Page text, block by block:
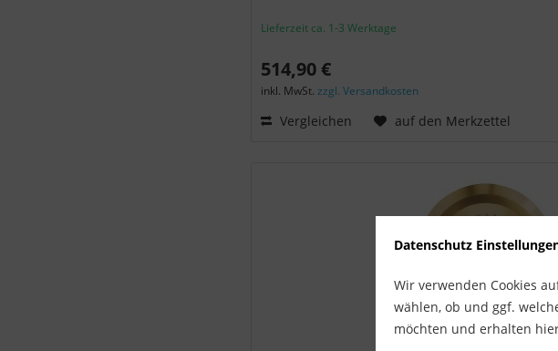
Lieferzeit ca. 1-3 Werktage
514,90 €
inkl. MwSt.zzgl. Versandkosten
Vergleichen auf den Merkzettel
Datenschutz
Wir verwenden Cookies
wählen, ob und ggf.
möchten und erhalten